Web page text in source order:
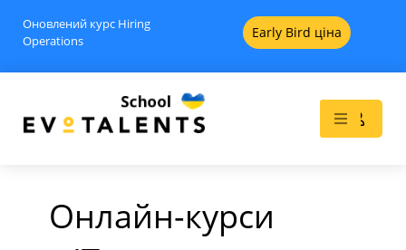
Оновлений курс Hiring
Operations
Early Bird ціна
Онлайн-курси